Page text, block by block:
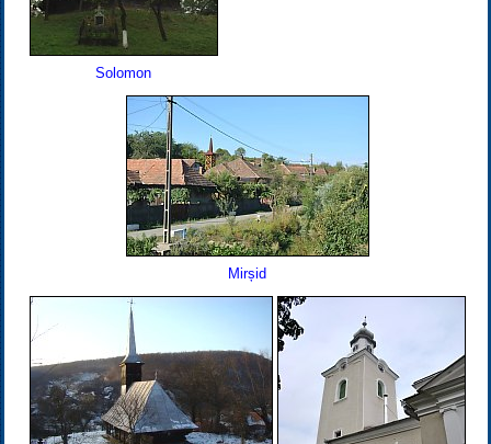
Solomon
Mirșid